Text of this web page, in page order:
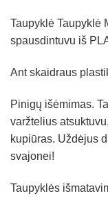
Taupyklė Taupyklė
spausdintuvu iš
Ant skaidraus
Pinigų išėmimas.
varžtelius
kupiūras. Uždėjus
svajonei!
Taupyklės